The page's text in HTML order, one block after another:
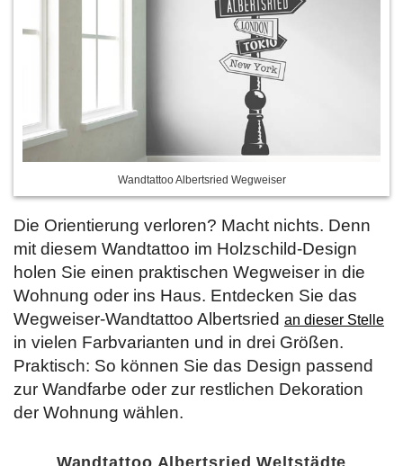
Wandtattoo Albertsried Wegweiser
Die Orientierung verloren? Macht nichts. Denn
mit diesem Wandtattoo im Holzschild-Design
holen Sie einen praktischen Wegweiser in die
Wohnung oder ins Haus. Entdecken Sie das
Wegweiser-Wandtattoo Albertsried an dieser Stelle
in vielen Farbvarianten und in drei Größen.
Praktisch: So können Sie das Design passend
zur Wandfarbe oder zur restlichen Dekoration
der Wohnung wählen.
Wandtattoo Albertsried Weltstädte